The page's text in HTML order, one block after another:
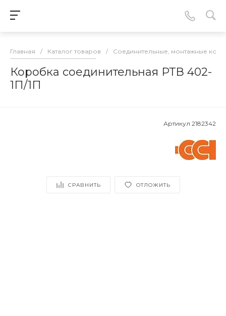
Главная / Каталог товаров / Соединительные, монтажные
Коробка соединительная РТВ 402-
1П/1П
Артикул 2182342
СРАВНИТЬ ОТЛОЖИТЬ